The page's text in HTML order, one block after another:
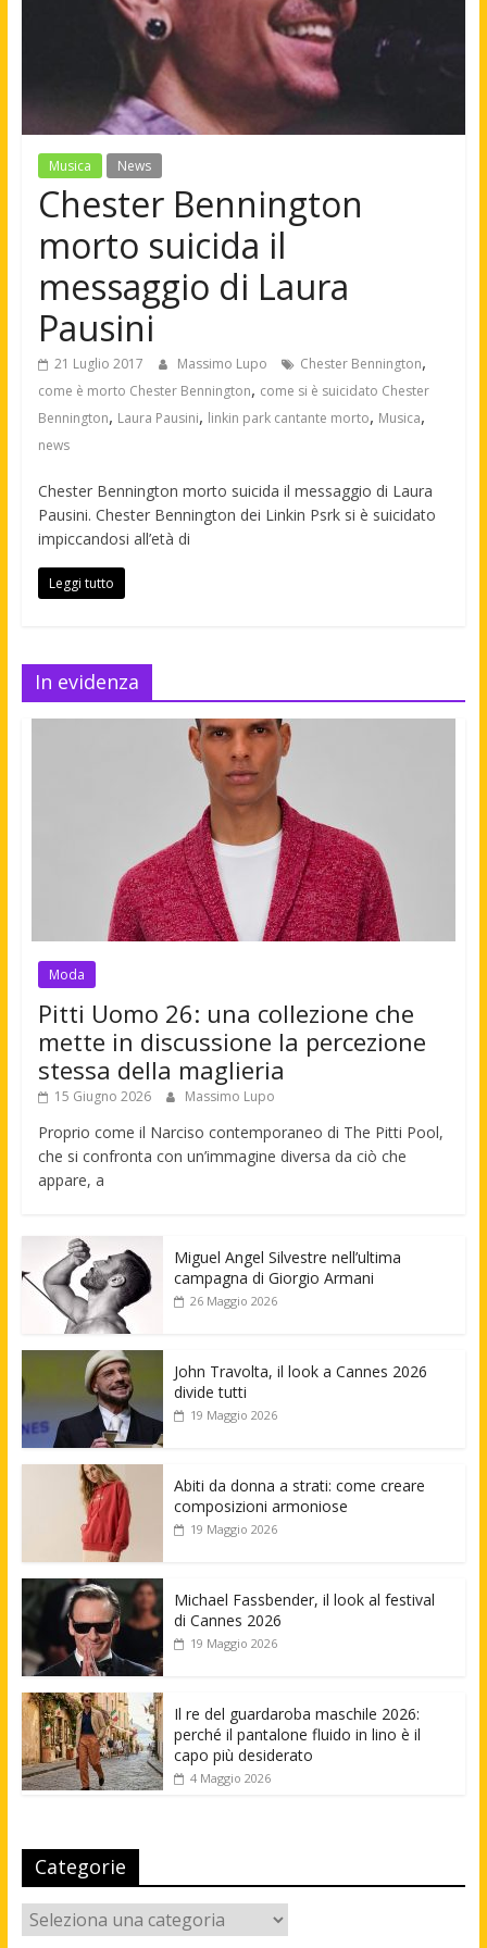
Musica News
Chester Bennington
morto suicida il
messaggio di Laura
Pausini
21 Luglio 2017 Massimo Lupo Chester Bennington,
come è morto Chester Bennington, come si è suicidato Chester
Bennington, Laura Pausini, linkin park cantante morto, Musica,
news
Chester Bennington morto suicida il messaggio di Laura
Pausini. Chester Bennington dei Linkin Psrk si è suicidato
impiccandosi all’età di
Leggi tutto
In evidenza
Moda
Pitti Uomo 26: una collezione che
mette in discussione la percezione
stessa della maglieria
15 Giugno 2026 Massimo Lupo
Proprio come il Narciso contemporaneo di The Pitti Pool,
che si confronta con un’immagine diversa da ciò che
appare, a
Miguel Angel Silvestre nell’ultima
campagna di Giorgio Armani
26 Maggio 2026
John Travolta, il look a Cannes 2026
divide tutti
19 Maggio 2026
Abiti da donna a strati: come creare
composizioni armoniose
19 Maggio 2026
Michael Fassbender, il look al festival
di Cannes 2026
19 Maggio 2026
Il re del guardaroba maschile 2026:
perché il pantalone fluido in lino è il
capo più desiderato
4 Maggio 2026
Categorie
Categorie